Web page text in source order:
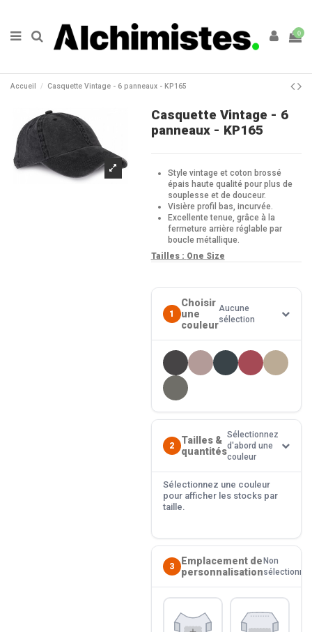
0
Accueil Casquette Vintage - 6 panneaux - KP165
Casquette Vintage - 6
panneaux - KP165
Style vintage et coton brossé
épais haute qualité pour plus de
souplesse et de douceur.
Visière profil bas, incurvée.
Excellente tenue, grâce à la
fermeture arrière réglable par
boucle métallique.
Tailles : One Size
1
Choisir
une
couleur
Aucune
sélection
2
Tailles &
quantités
Sélectionnez
d'abord une
couleur
Sélectionnez une couleur
pour afficher les stocks par
taille.
3
Emplacement de
personnalisation
Non
sélectionné